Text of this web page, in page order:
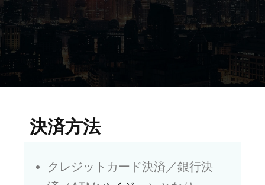
決済方法
クレジットカード決済／銀行決